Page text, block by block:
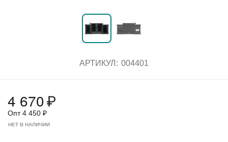
АРТИКУЛ: 004401
4 670₽
Опт4 450 ₽
НЕТ В НАЛИЧИИ